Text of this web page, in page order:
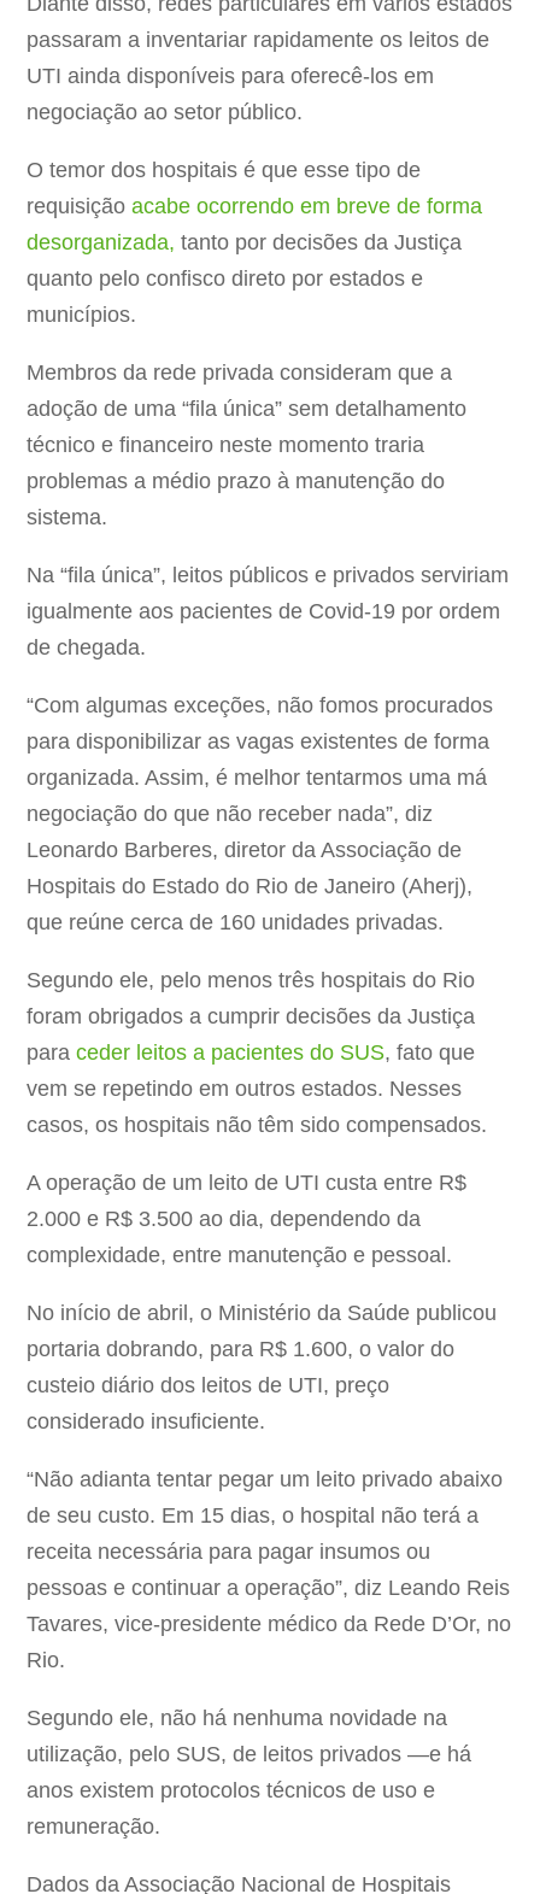
passaram a inventariar rapidamente os leitos de
UTI ainda disponíveis para oferecê-los em
negociação ao setor público.
O temor dos hospitais é que esse tipo de
requisiçãoacabe ocorrendo em breve de forma
desorganizada, tanto por decisões da Justiça
quanto pelo confisco direto por estados e
municípios.
Membros da rede privada consideram que a
adoção de uma “fila única” sem detalhamento
técnico e financeiro neste momento traria
problemas a médio prazo à manutenção do
sistema.
Na “fila única”, leitos públicos e privados serviriam
igualmente aos pacientes de Covid-19 por ordem
de chegada.
“Com algumas exceções, não fomos procurados
para disponibilizar as vagas existentes de forma
organizada. Assim, é melhor tentarmos uma má
negociação do que não receber nada”, diz
Leonardo Barberes, diretor da Associação de
Hospitais do Estado do Rio de Janeiro (Aherj),
que reúne cerca de 160 unidades privadas.
Segundo ele, pelo menos três hospitais do Rio
foram obrigados a cumprir decisões da Justiça
paraceder leitos a pacientes do SUS, fato que
vem se repetindo em outros estados. Nesses
casos, os hospitais não têm sido compensados.
A operação de um leito de UTI custa entre R$
2.000 e R$ 3.500 ao dia, dependendo da
complexidade, entre manutenção e pessoal.
No início de abril, o Ministério da Saúde publicou
portaria dobrando, para R$ 1.600, o valor do
custeio diário dos leitos de UTI, preço
considerado insuficiente.
“Não adianta tentar pegar um leito privado abaixo
de seu custo. Em 15 dias, o hospital não terá a
receita necessária para pagar insumos ou
pessoas e continuar a operação”, diz Leando Reis
Tavares, vice-presidente médico da Rede D’Or, no
Rio.
Segundo ele, não há nenhuma novidade na
utilização, pelo SUS, de leitos privados —e há
anos existem protocolos técnicos de uso e
remuneração.
Dados da Associação Nacional de Hospitais